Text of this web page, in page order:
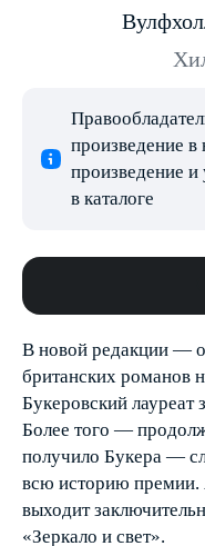
произведение
произведение и
в каталоге
В новой редакции —
британских романов
Букеровский лауреат
Более того —
получило Букера —
всю историю премии.
выходит
«Зеркало и свет».